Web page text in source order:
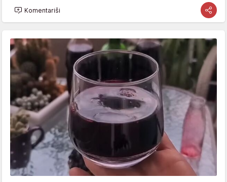
Komentariši